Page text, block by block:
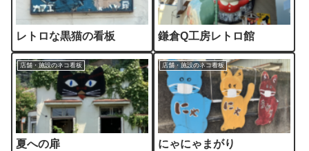
レトロな黒猫の看板 鎌倉Q工房レトロ館
店舗・施設のネコ看板
夏への扉
店舗・施設のネコ看板
にゃにゃまがり